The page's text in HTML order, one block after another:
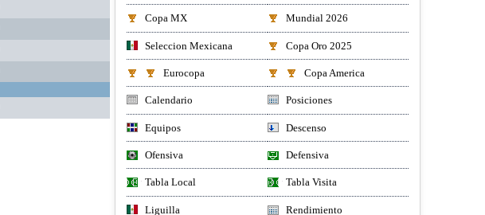
Copa MX Mundial 2026
Seleccion Mexicana Copa Oro 2025
Eurocopa Copa America
Calendario Posiciones
Equipos Descenso
Ofensiva Defensiva
Tabla Local Tabla Visita
Liguilla Rendimiento